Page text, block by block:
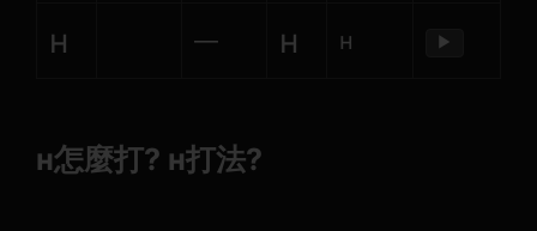
н — н н ▶
н怎麼打? н打法?